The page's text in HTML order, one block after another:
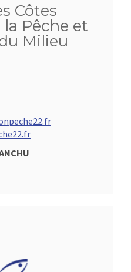
Côtes
Pêche et
Milieu